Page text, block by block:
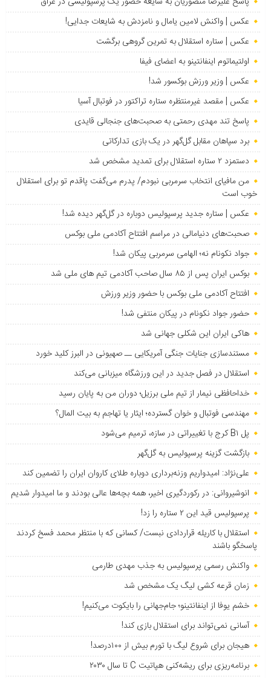
عکس | واکنش لامین یامال و نامزدش به شایعات جدایی!
عکس | ستاره استقلال به تمرین گروهی برگشت
اولتیماتوم اینفانتینو به اعضای فیفا
عکس | وزیر ورزش بوکسور شد!
عکس | مقصد غیرمنتظره ستاره تراکتور در فوتبال آسیا
پاسخ تند مهدی رحمتی به صحبت‌های جنجالی قایدی
برد سپاهان مقابل گل‌گهر در یک بازی تدارکاتی
دستمزد ۲ ستاره استقلال برای تمدید مشخص شد
من مافیای انتخاب سرمربی نبودم/ پدرم می‌گفت پاقدم تو برای استقلال
خوب است
عکس | ستاره جدید پرسپولیس دوباره در گل‌گهر دیده شد!
صحبت‌های دنیامالی در مراسم افتتاح آکادمی ملی بوکس
جواد نکونام نه؛ الهامی سرمربی پیکان شد!
بوکس ایران پس از ۸۵ سال صاحب آکادمی تیم های ملی شد
افتتاح آکادمی ملی بوکس با حضور وزیر ورزش
حضور جواد نکونام در پیکان منتفی شد!
هاکی ایران این شکلی جهانی شد
مستندسازی جنایات جنگی آمریکایی ــ صهیونی در البرز کلید خورد
استقلال در فصل جدید در این ورزشگاه میزبانی می‌کند
خداحافظی نیمار از تیم ملی برزیل؛ دوران من به پایان رسید
مهندسی فوتبال و خوان گسترده؛ ایثار یا تهاجم به بیت المال؟
پل B۱ کرج با تغییراتی در سازه، ترمیم می‌شود
بازگشت گزینه پرسپولیس به ‌گل‌گهر
علی‌نژاد: امیدواریم وزنه‌برداری دوباره طلای کاروان ایران را تضمین کند
انوشیروانی: در رکوردگیری اخیر، همه بچه‌ها عالی بودند و ما امیدوار شدیم
پرسپولیس قید این ۲ ستاره را زد!
استقلال با کاریله قراردادی نبست/ کسانی که با منتظر محمد فسخ کردند
پاسخگو باشند
واکنش رسمی پرسپولیس به جذب مهدی طارمی
زمان قرعه کشی لیگ یک مشخص شد
خشم یوفا از اینفانتینو؛ جام‌جهانی را بایکوت می‌کنیم!
آسانی نمی‌تواند برای استقلال بازی کند!
هیجان برای شروع لیگ با تورم بیش از ۱۰۰درصد!
برنامه‌ریزی برای ریشه‌کنی هپاتیت C تا سال ۲۰۳۰